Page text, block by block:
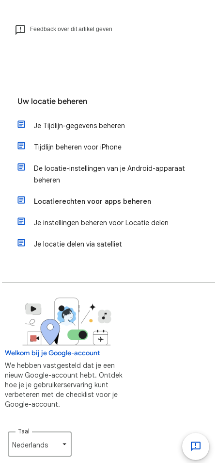
Feedback over dit artikel geven
Uw locatie beheren
Je Tijdlijn-gegevens beheren
Tijdlijn beheren voor iPhone
De locatie-instellingen van je Android-apparaat
beheren
Locatierechten voor apps beheren
Je instellingen beheren voor Locatie delen
Je locatie delen via satelliet
Welkom bij je Google-account
We hebben vastgesteld dat je een
nieuw Google-account hebt. Ontdek
hoe je je gebruikerservaring kunt
verbeteren met de checklist voor je
Google-account.
Taal
Nederlands‎